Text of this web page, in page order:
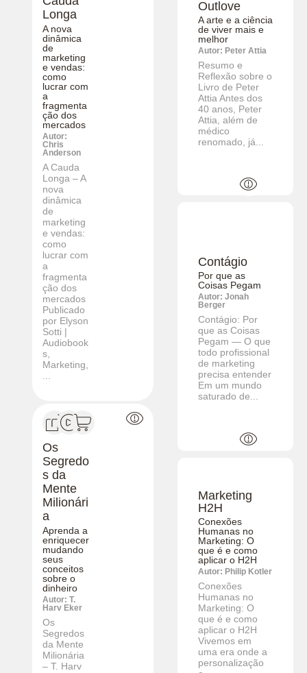
Longa
A nova
dinâmica
de
marketing
e vendas:
como
lucrar com
a
fragmenta
ção dos
mercados
Autor:
Chris
Anderson
A Cauda
Longa – A
nova
dinâmica
de
marketing
e vendas:
como
lucrar com
a
fragmenta
ção dos
mercados
Publicado
por Elyson
Sotti |
Audiobook
s,
Marketing,
Os
Segredo
s da
Mente
Milionári
a
Aprenda a
enriquecer
mudando
seus
conceitos
sobre o
dinheiro
Autor: T.
Harv Eker
Os
Segredos
da Mente
Milionária
– T. Harv
Outlove
A arte e a ciência
de viver mais e
melhor
Autor: Peter Attia
Resumo e
Reflexão sobre o
Livro de Peter
Attia Antes dos
40 anos, Peter
Attia, além de
médico
renomado, já...
Contágio
Por que as
Coisas Pegam
Autor: Jonah
Berger
Contágio: Por
que as Coisas
Pegam — O que
todo profissional
de marketing
precisa entender
Em um mundo
saturado de...
Marketing
H2H
Conexões
Humanas no
Marketing: O
que é e como
aplicar o H2H
Autor: Philip Kotler
Conexões
Humanas no
Marketing: O
que é e como
aplicar o H2H
Vivemos em
uma era onde a
personalização